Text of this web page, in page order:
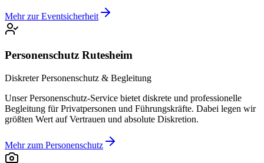
Mehr zur Eventsicherheit
Personenschutz Rutesheim
Diskreter Personenschutz & Begleitung
Unser Personenschutz-Service bietet diskrete und professionelle
Begleitung für Privatpersonen und Führungskräfte. Dabei legen wir
größten Wert auf Vertrauen und absolute Diskretion.
Mehr zum Personenschutz